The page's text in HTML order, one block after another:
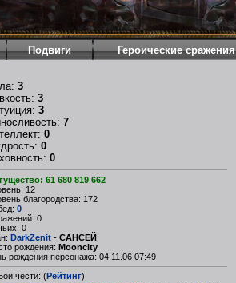
Подвиги Героические сражения
3
3
3
7
0
0
0
61 680 819 662
12
благородства: 172
0
0
0
DarkZenit - САНСЕЙ
рождения: Mooncity
рождения персонажа: 04.11.06 07:49
Бои чести: (Рейтинг)